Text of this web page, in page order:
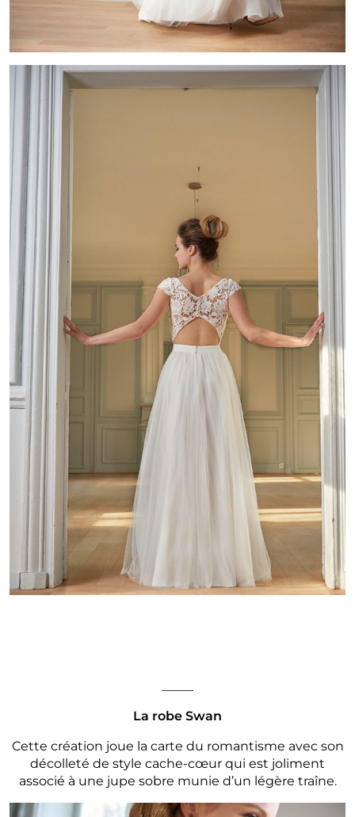
La robe Swan
Cette création joue la carte du romantisme avec son
décolleté de style cache-cœur qui est joliment
associé à une jupe sobre munie d’un légère traîne.